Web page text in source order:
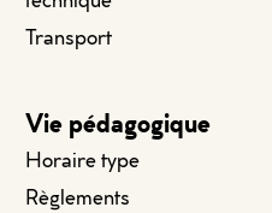
Transport
Vie pédagogique
Horaire type
Règlements